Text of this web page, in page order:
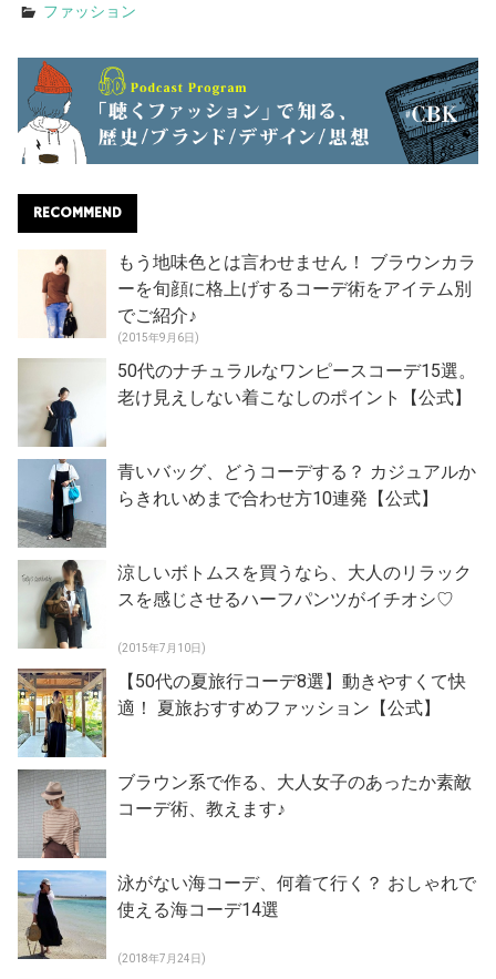
ファッション
RECOMMEND
もう地味色とは言わせません！ ブラウンカラ
ーを旬顔に格上げするコーデ術をアイテム別
でご紹介♪
(2015年9月6日)
50代のナチュラルなワンピースコーデ15選。
老け見えしない着こなしのポイント【公式】
青いバッグ、どうコーデする？ カジュアルか
らきれいめまで合わせ方10連発【公式】
涼しいボトムスを買うなら、大人のリラック
スを感じさせるハーフパンツがイチオシ♡
(2015年7月10日)
【50代の夏旅行コーデ8選】動きやすくて快
適！ 夏旅おすすめファッション【公式】
ブラウン系で作る、大人女子のあったか素敵
コーデ術、教えます♪
泳がない海コーデ、何着て行く？ おしゃれで
使える海コーデ14選
(2018年7月24日)